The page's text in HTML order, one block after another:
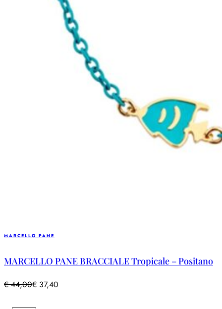
MARCELLO PANE
MARCELLO PANE BRACCIALE Tropicale – Positano
€44,00€ 37,40